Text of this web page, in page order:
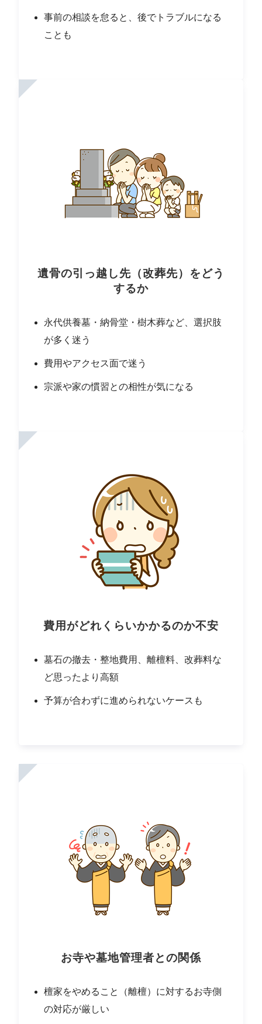
事前の相談を怠ると、後でトラブルになる
ことも
遺骨の引っ越し先（改葬先）をどう
するか
永代供養墓・納骨堂・樹木葬など、選択肢
が多く迷う
費用やアクセス面で迷う
宗派や家の慣習との相性が気になる
費用がどれくらいかかるのか不安
墓石の撤去・整地費用、離檀料、改葬料な
ど思ったより高額
予算が合わずに進められないケースも
お寺や墓地管理者との関係
檀家をやめること（離檀）に対するお寺側
の対応が厳しい